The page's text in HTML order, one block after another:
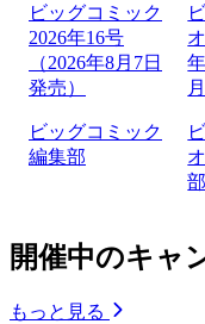
ビッグコミック
2026年16号
（2026年8月7日
発売）
ビッグコミック
編集部
部
開催中のキャ
もっと見る